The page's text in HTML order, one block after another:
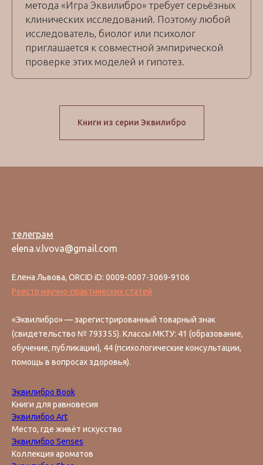
метода «Игра Эквилибро» требует серьёзных
клинических исследований. Поэтому любой
исследователь, биолог или психолог
приглашается к совместной эмпирической
проверке этих моделей и гипотез.
Книги из серии Эквилибро
телеграм
elena.v.lvova@gmail.com
Елена Львова, ORCID iD: 0009-0007-3069-9106
Реестр научно-практических статей
«Эквилибро» — зарегистрированный товарный знак
(свидетельство № 793355). Классы МКТУ: 41 (образование,
обучение, публикации), 44 (психологические консультации,
помощь в вопросах здоровья).
Эквилибро Book
Книги для равновесия
Эквилибро Art
Место, где живёт искусство
Эквилибро Senses
Коллекция ароматов